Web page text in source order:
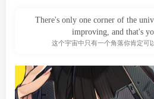
There's only one corner of the
improving, and that's
这个宇宙中只有一个角落你肯定可